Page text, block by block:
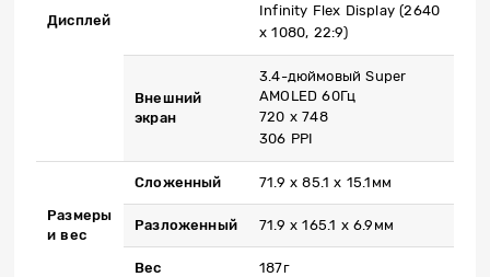
Дисплей
Infinity Flex Display (2640
x 1080, 22:9)
Внешний
экран
3.4-дюймовый Super
AMOLED 60Гц
720 x 748
306 PPI
Размеры
и вес
Сложенный 71.9 x 85.1 x 15.1мм
Разложенный 71.9 x 165.1 x 6.9мм
Вес 187г